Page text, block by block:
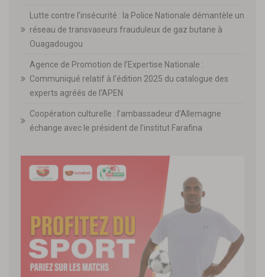
Lutte contre l’insécurité : la Police Nationale démantèle un
réseau de transvaseurs frauduleux de gaz butane à
Ouagadougou
Agence de Promotion de l’Expertise Nationale :
Communiqué relatif à l’édition 2025 du catalogue des
experts agréés de l’APEN
Coopération culturelle : l’ambassadeur d’Allemagne
échange avec le président de l’institut Farafina